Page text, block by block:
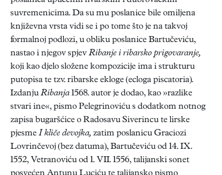
suvremenicima. Da su mu poslanice bile omiljena
književna vrsta vidi se i po tome što je na takvoj
formalnoj podlozi, u obliku poslanice Bartučeviću,
nastao i njegov spjev Ribanje i ribarsko prigovaranje,
koji kao djelo složene kompozicije ima i strukturu
putopisa te tzv. ribarske ekloge (ecloga piscatoria).
Izdanju Ribanja1568. autor je dodao, kao »razlike
stvari ine«, pismo Pelegrinoviću s dodatkom notnog
zapisa bugaršćice o Radosavu Siverincu te lirske
pjesme I kliče devojka, zatim poslanicu Graciozi
Lovrinčevoj (bez datuma), Bartučeviću od 14. IX.
1552, Vetranoviću od 1. VII. 1556, talijanski sonet